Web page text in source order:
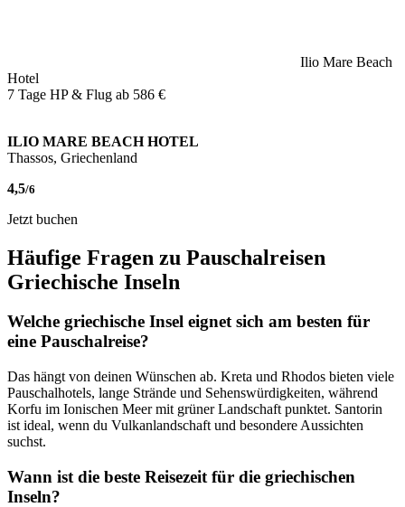
Ilio Mare Beach
Hotel
7 Tage HP & Flug ab 586 €
ILIO MARE BEACH HOTEL
Thassos, Griechenland
4,5/6
Jetzt buchen
Häufige Fragen zu Pauschalreisen
Griechische Inseln
Welche griechische Insel eignet sich am besten für
eine Pauschalreise?
Das hängt von deinen Wünschen ab. Kreta und Rhodos bieten viele
Pauschalhotels, lange Strände und Sehenswürdigkeiten, während
Korfu im Ionischen Meer mit grüner Landschaft punktet. Santorin
ist ideal, wenn du Vulkanlandschaft und besondere Aussichten
suchst.
Wann ist die beste Reisezeit für die griechischen
Inseln?